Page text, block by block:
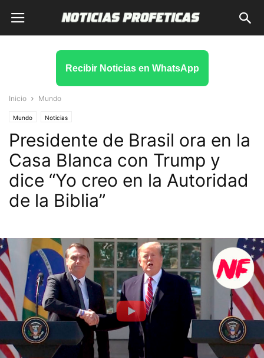
Recibir Noticias en WhatsApp
Inicio Mundo
Mundo Noticias
Presidente de Brasil ora en la
Casa Blanca con Trump y
dice “Yo creo en la Autoridad
de la Biblia”